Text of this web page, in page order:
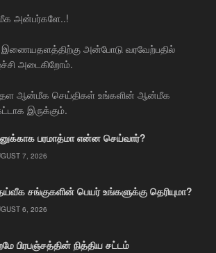
அன்பர்களே..!
இணையதளத்திற்கு அன்போடு வரவேற்பதில்
அடைகிறோம்.
தள ஆன்மீக செய்திகள் உங்களின் ஆன்மீக
இருக்கும்.
பரமாத்மா என்ன செய்வார்?
7, 2026
சங்குகளின் பெயர் உங்களுக்கு தெரியுமா?
6, 2026
பிரபஞ்சத்தின் நித்திய சட்டம்